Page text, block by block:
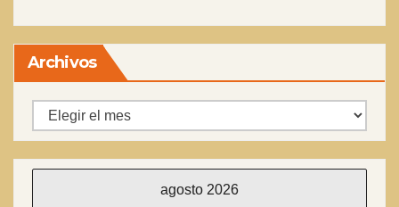
Archivos
Archivos
agosto 2026